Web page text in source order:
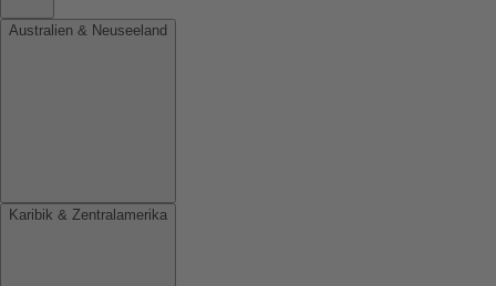
Australien & Neuseeland
Karibik & Zentralamerika